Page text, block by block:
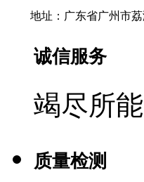
地址：广东省广州市
诚信服务
竭尽所
质量检测